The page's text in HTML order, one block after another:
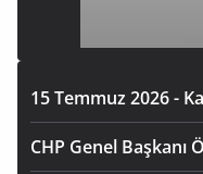
15 Temmuz 2026 -
CHP Genel Başkanı